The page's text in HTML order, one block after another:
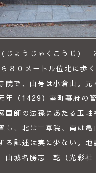
ょうじゃくこうじ）
０メートル位北に歩く
で、山号は小倉山。元
年（1429）室町幕府の
国師の法孫にあたる玉
し、北は二尊院、南は亀
る記述は実に少ない。地
山城名勝志 乾（光彩